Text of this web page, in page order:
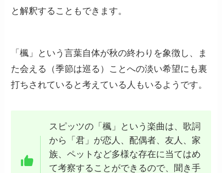
と解釈することもできます。
「楓」という言葉自体が秋の終わりを象徴し、ま
た会える（季節は巡る）ことへの淡い希望にも裏
打ちされていると考えている人もいるようです。
スピッツの「楓」という楽曲は、歌詞
から「君」が恋人、配偶者、友人、家
族、ペットなど多様な存在に当てはめ
て考察することができるので、聞き手